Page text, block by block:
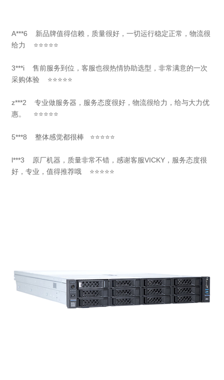
A***6 新品牌值得信赖，质量很好，一切运行稳定正常，物流很
给力
⭐⭐⭐⭐⭐
3***i 售前服务到位，客服也很热情协助选型，非常满意的一次
采购体验 ⭐⭐⭐⭐⭐
z***2 专业做服务器，服务态度很好，物流很给力，给与大力优
惠。 ⭐⭐⭐⭐⭐
5***8 整体感觉都很棒 ⭐⭐⭐⭐⭐
l***3
原厂机器，质量非常不错，感谢客服VICKY，服务态度很
好，专业，值得推荐哦 ⭐⭐⭐⭐⭐